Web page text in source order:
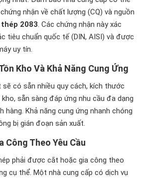
nhận về chất lượng (CQ) và nguồn
thép 2083. Các chứng nhận này xác
tiêu chuẩn quốc tế (DIN, AISI) và được
uy tín.
Kho Và Khả Năng Cung Ứng
có sẵn nhiều quy cách, kích thước
sẵn sàng đáp ứng nhu cầu đa dạng
hàng. Khả năng cung ứng nhanh chóng
bị gián đoạn sản xuất.
Công Theo Yêu Cầu
phải được cắt hoặc gia công theo
cụ thể. Một nhà cung cấp có dịch vụ